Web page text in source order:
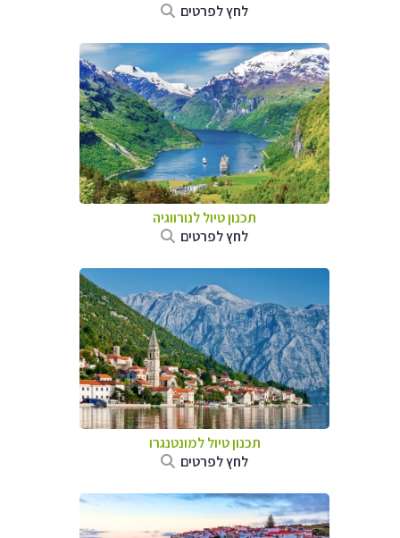
לחץ לפרטים
תכנון טיול לנורווגיה
לחץ לפרטים
תכנון טיול למונטנגרו
לחץ לפרטים